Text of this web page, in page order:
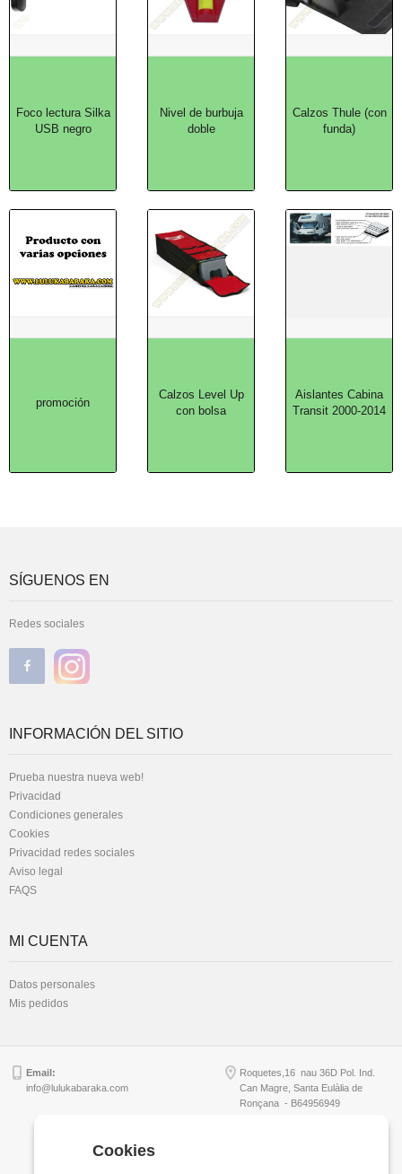
Foco lectura Silka
USB negro
Nivel de burbuja
doble
Calzos Thule (con
funda)
promoción
Calzos Level Up
con bolsa
Aislantes Cabina
Transit 2000-2014
SÍGUENOS EN
Redes sociales
INFORMACIÓN DEL SITIO
Prueba nuestra nueva web!
Privacidad
Condiciones generales
Cookies
Privacidad redes sociales
Aviso legal
FAQS
MI CUENTA
Datos personales
Mis pedidos
Email:
info@lulukabaraka.com
Roquetes,16 nau 36D Pol. Ind.
Can Magre, Santa Eulàlia de
Ronçana - B64956949
Copyright © Lulukabaraka, S.L.
Cookies